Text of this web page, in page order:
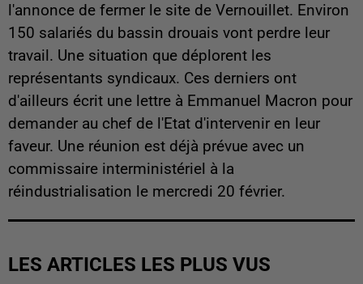
l'annonce de fermer le site de Vernouillet. Environ
150 salariés du bassin drouais vont perdre leur
travail. Une situation que déplorent les
représentants syndicaux. Ces derniers ont
d'ailleurs écrit une lettre à Emmanuel Macron pour
demander au chef de l'Etat d'intervenir en leur
faveur. Une réunion est déjà prévue avec un
commissaire interministériel à la
réindustrialisation le mercredi 20 février.
LES ARTICLES LES PLUS VUS